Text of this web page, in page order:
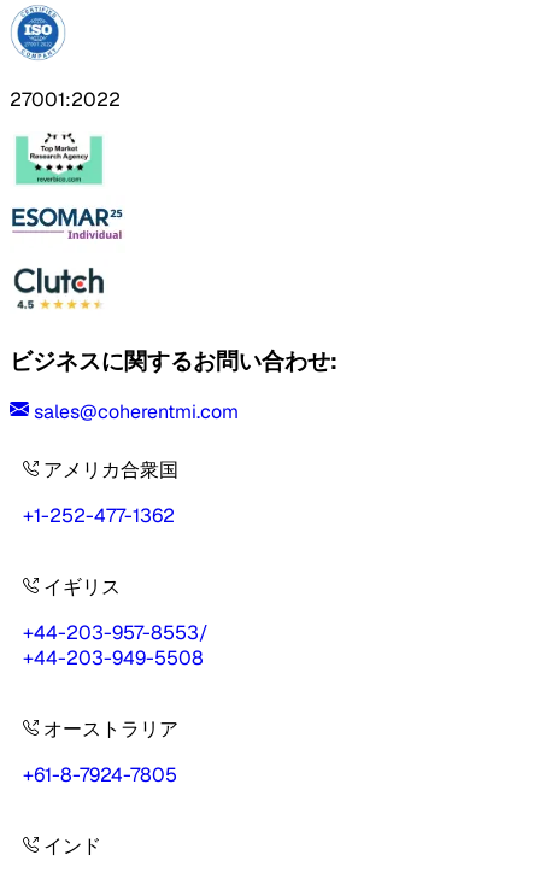
27001:2022
ビジネスに関するお問い合わせ:
sales@coherentmi.com
アメリカ合衆国
+1-252-477-1362
イギリス
+44-203-957-8553/
+44-203-949-5508
オーストラリア
+61-8-7924-7805
インド